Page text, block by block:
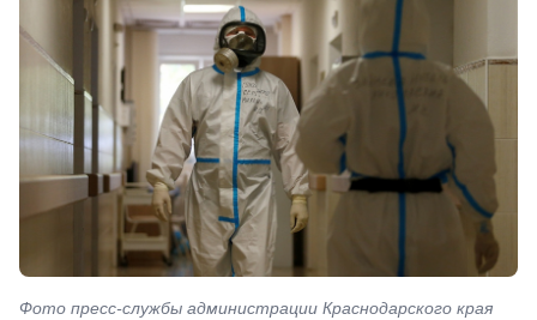
Фото пресс-службы администрации Краснодарского края